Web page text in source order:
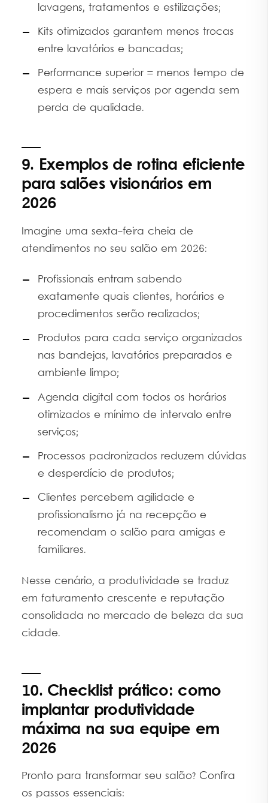
lavagens, tratamentos e estilizações;
Kits otimizados garantem menos trocas
entre lavatórios e bancadas;
Performance superior = menos tempo de
espera e mais serviços por agenda sem
perda de qualidade.
9. Exemplos de rotina eficiente
para salões visionários em
2026
Imagine uma sexta-feira cheia de
atendimentos no seu salão em 2026:
Profissionais entram sabendo
exatamente quais clientes, horários e
procedimentos serão realizados;
Produtos para cada serviço organizados
nas bandejas, lavatórios preparados e
ambiente limpo;
Agenda digital com todos os horários
otimizados e mínimo de intervalo entre
serviços;
Processos padronizados reduzem dúvidas
e desperdício de produtos;
Clientes percebem agilidade e
profissionalismo já na recepção e
recomendam o salão para amigas e
familiares.
Nesse cenário, a produtividade se traduz
em faturamento crescente e reputação
consolidada no mercado de beleza da sua
cidade.
10. Checklist prático: como
implantar produtividade
máxima na sua equipe em
2026
Pronto para transformar seu salão? Confira
os passos essenciais: